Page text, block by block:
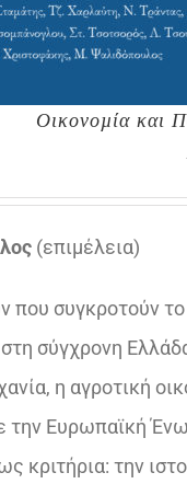
Οικονοµία και
(επιµέλεια)
που συγκροτούν
σύγχρονη
η αγροτική
την Ευρωπαϊκή
κριτήρια: την